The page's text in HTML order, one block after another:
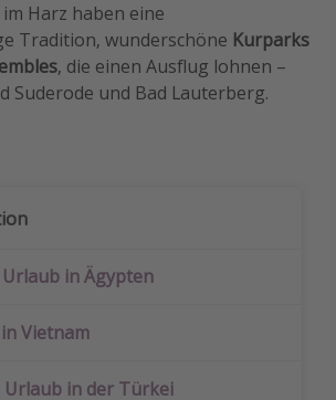
Harz haben eine
Tradition, wunderschöne Kurparks
, die einen Ausflug lohnen –
Suderode und Bad Lauterberg.
in Ägypten
Vietnam
Urlaub in der Türkei